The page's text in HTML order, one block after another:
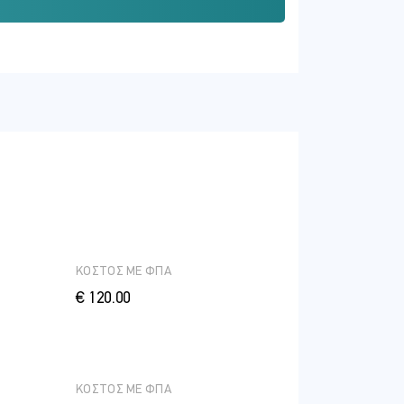
ή κανονιστική συμμόρφωση
πράσινων ομολόγων
ΚΟΣΤΟΣ ME ΦΠΑ
€ 120.00
ΚΟΣΤΟΣ ME ΦΠΑ